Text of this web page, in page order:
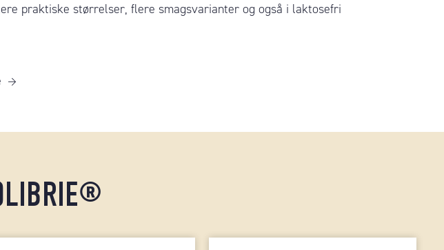
praktiske størrelser, flere smagsvarianter og også i laktosefri